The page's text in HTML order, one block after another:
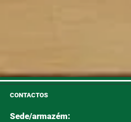
CONTACTOS
Sede/armazém: